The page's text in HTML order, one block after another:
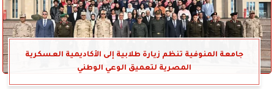
جامعة المنوفية تنظم زيارة طلابية إلى الأكاديمية العسكرية
المصرية لتعميق الوعي الوطني